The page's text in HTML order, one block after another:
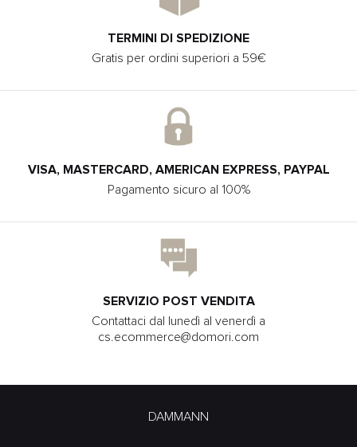
TERMINI DI SPEDIZIONE
Gratis per ordini superiori a 59€
VISA, MASTERCARD, AMERICAN EXPRESS, PAYPAL
Pagamento sicuro al 100%
SERVIZIO POST VENDITA
Contattaci dal lunedì al venerdì a
cs.ecommerce@domori.com
DAMMANN